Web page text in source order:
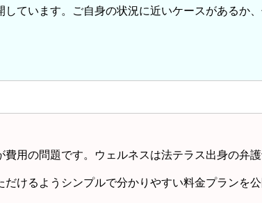
ています。ご自身の状況に近いケースがあるか
用の問題です。ウェルネスは法テラス出身の弁
けるようシンプルで分かりやすい料金プランを公